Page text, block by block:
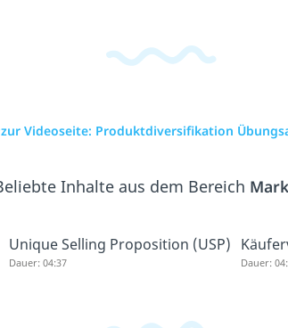
zur Videoseite: Produktdiversifikation
Inhalte aus dem Bereich
Unique Selling Proposition (USP)
Dauer: 04:37 Dauer: